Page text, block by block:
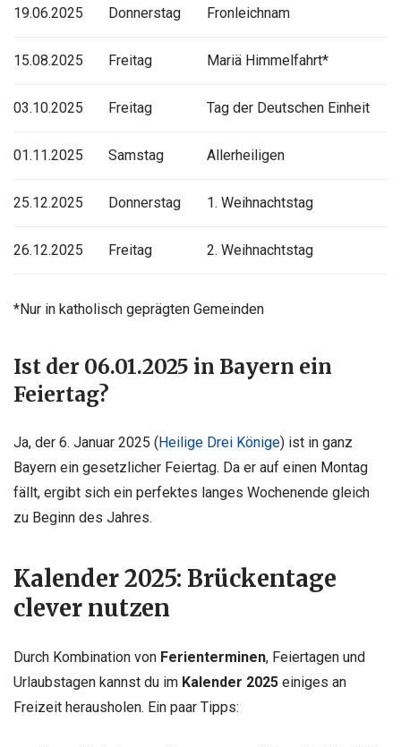
19.06.2025 Donnerstag Fronleichnam
15.08.2025 Freitag Mariä Himmelfahrt*
03.10.2025 Freitag Tag der Deutschen Einheit
01.11.2025 Samstag Allerheiligen
25.12.2025 Donnerstag 1. Weihnachtstag
26.12.2025 Freitag 2. Weihnachtstag
*Nur in katholisch geprägten Gemeinden
Ist der 06.01.2025 in Bayern ein
Feiertag?
Ja, der 6. Januar 2025 (Heilige Drei Könige) ist in ganz
Bayern ein gesetzlicher Feiertag. Da er auf einen Montag
fällt, ergibt sich ein perfektes langes Wochenende gleich
zu Beginn des Jahres.
Kalender 2025: Brückentage
clever nutzen
Durch Kombination von Ferienterminen, Feiertagen und
Urlaubstagen kannst du im Kalender 2025 einiges an
Freizeit herausholen. Ein paar Tipps: